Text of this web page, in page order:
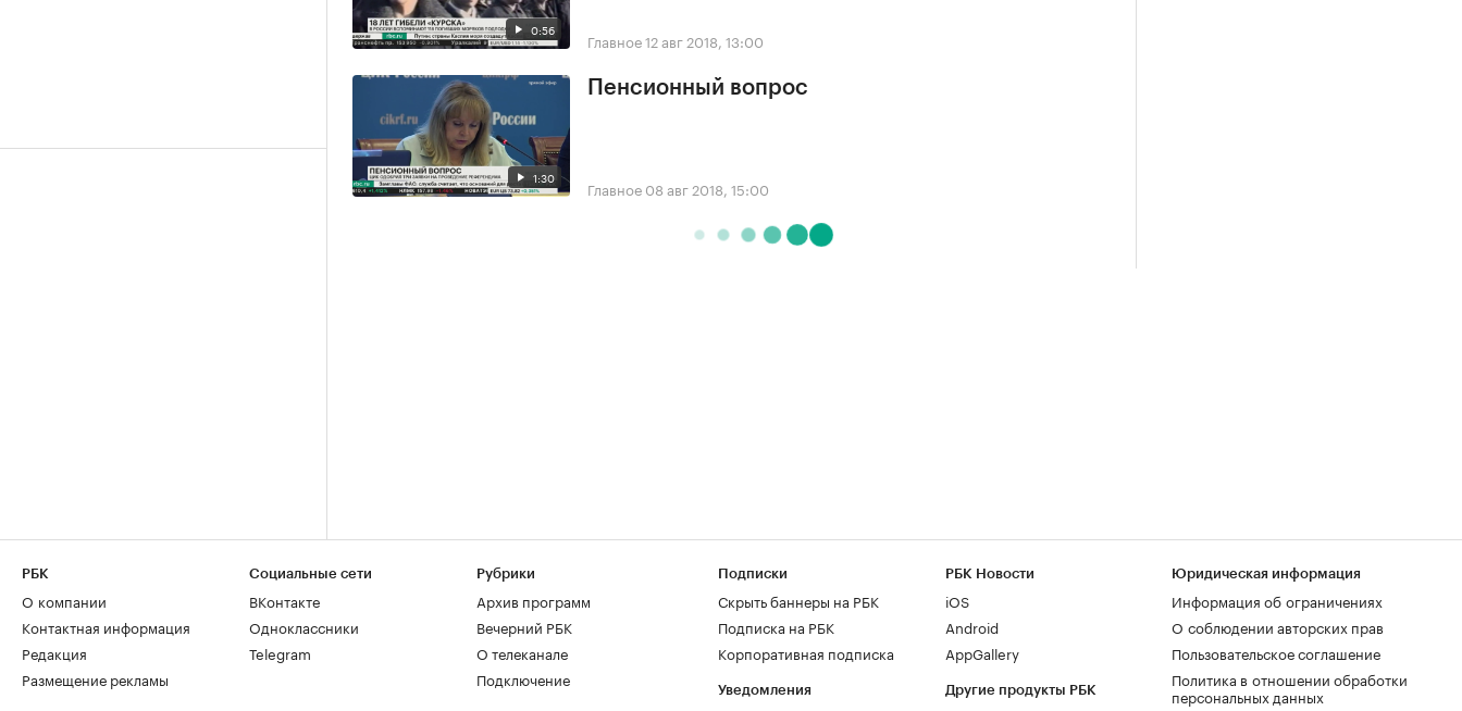
0:56 Главное12 авг 2018, 13:00
1:30
Пенсионный вопрос
Главное 08 авг 2018, 15:00
РБК
О компании
Контактная информация
Редакция
Размещение рекламы
Социальные сети
ВКонтакте
Одноклассники
Telegram
Рубрики
Архив программ
Вечерний РБК
О телеканале
Подключение
Подписки
Скрыть баннеры на РБК
Подписка на РБК
Корпоративная подписка
Уведомления
РБК Новости
iOS
Android
AppGallery
Другие продукты РБК
Юридическая информация
Информация об ограничениях
О соблюдении авторских прав
Пользовательское соглашение
Политика в отношении обработки
персональных данных